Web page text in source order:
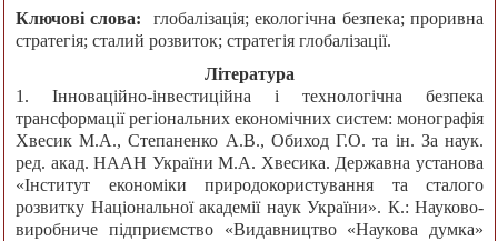
Ключові слова:
глобалізація; екологічна безпека; проривна
стратегія; сталий розвиток; стратегія глобалізації.
Література
1. Інноваційно-інвестиційна і технологічна безпека
трансформації регіональних економічних систем: монографія
Хвесик М.А., Степаненко А.В., Обиход Г.О. та ін. За наук.
ред. акад. НААН України М.А. Хвесика. Державна установа
«Інститут економіки природокористування та сталого
розвитку Національної академії наук України». К.: Науково-
виробниче підприємство «Видавництво «Наукова думка»